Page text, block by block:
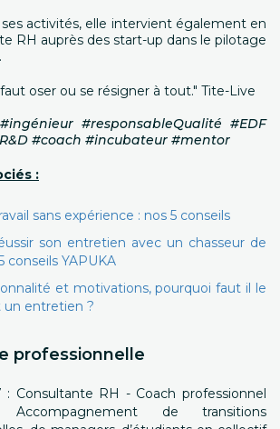
ses activités, elle intervient également en
RH auprès des start-up dans le pilotage
oser ou se résigner à tout." Tite-Live
#responsableQualité #EDF
#coach #incubateur #mentor
:
sans expérience : nos 5 conseils
son entretien avec un chasseur de
conseils YAPUKA
et motivations, pourquoi faut il le
un entretien ?
professionnelle
: Consultante RH - Coach professionnel
de transitions